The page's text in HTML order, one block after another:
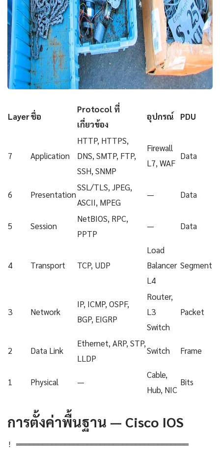
Layerชื่อ
Protocol ที่
เกี่ยวข้อง
อุปกรณ์ PDU
7 Application
HTTP, HTTPS,
DNS, SMTP, FTP,
SSH, SNMP
Firewall
L7, WAF
Data
6 Presentation
SSL/TLS, JPEG,
ASCII, MPEG
— Data
5 Session
NetBIOS, RPC,
PPTP
— Data
4 Transport TCP, UDP
Load
Balancer
L4
Segment
3 Network
IP, ICMP, OSPF,
BGP, EIGRP
Router,
L3
Switch
Packet
2 Data Link
Ethernet, ARP, STP,
LLDP
Switch Frame
1 Physical —
Cable,
Hub, NIC
Bits
การตั้งค่าพื้นฐาน — Cisco IOS
! ═══════════════════════════════════════